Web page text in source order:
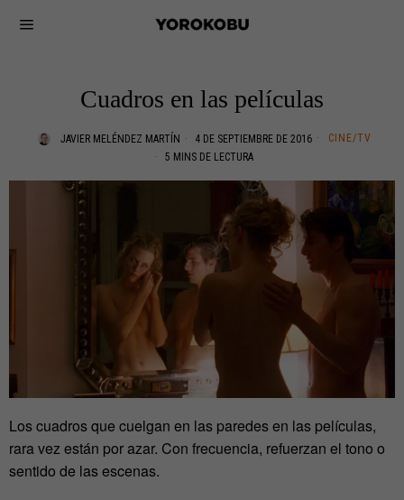
Cuadros en las películas
JAVIER MELÉNDEZ MARTÍN 4 DE SEPTIEMBRE DE 2016
CINE/TV
5 MINS DE LECTURA
Los cuadros que cuelgan en las paredes en las películas,
rara vez están por azar. Con frecuencia, refuerzan el tono o
sentido de las escenas.